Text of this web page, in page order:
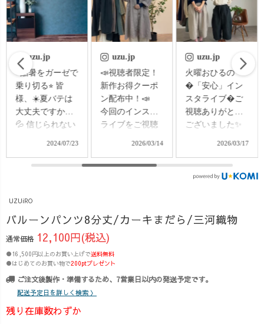
uzu.jp
📣視聴者限定！
新作お得クーポ
ン配布中！📣
今回のインスタ
ライブをご視聴
3/15(日)の2日間
ン を配布してい
ます🎫 詳しく
ブのアーカイブ
をチェック👀✨
クーポン対象
アイテムはこち
ら👇 ・ランタン
パンツ ・ラウン
2026/03/14
uzu.jp
火曜おひるの
�「安心」イン
スタライブ�ご
視聴ありがとう
ございました✨
パンツ8分丈�・
ンツ 「どのパン
う？」�「体型
カバーできるの
はどれ？」
�「アウターと
2026/03/17
uzu.jp
＼GW限定｜羽織
祭りスタート🌿
／ 5/2〜5/6の期
間中、 今週登場
の ・ガーゼ羽織
んと… 500円OFF
クーポン配布中
【うずらちゃん
レゼント中！
2026/05/02
UZUiRO
バルーンパンツ8分丈/カーキまだら/三河織物
通常価格 12,100円(税込)
●16,500円以上のお買い上げで送料無料
●はじめてのお買い物で200ptプレゼント
ご注文後製作・準備するため、7営業日以内の発送予定です。
配送予定日を詳しく検索 〉
残り在庫数わずか